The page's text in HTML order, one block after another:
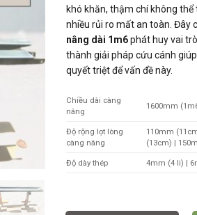
khó khăn, thậm chí không
nhiều rủi ro mất an toàn. Đây
nâng dài 1m6phát huy vai
thành giải pháp cứu cánh
quyết triệt để vấn đề này.
Chiều dài càng
nâng
1600mm
Độ rộng lọt lòng
càng nâng
110mm
(13cm) |
Độ dày thép 4mm (4 li) |